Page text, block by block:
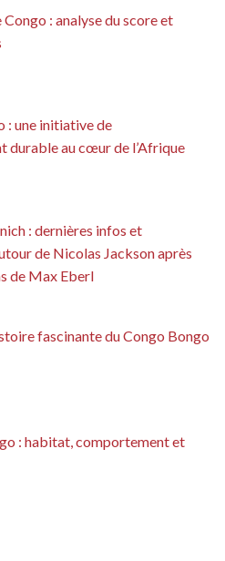
: analyse du score et
: une initiative de
durable au cœur de l’Afrique
: dernières infos et
de Nicolas Jackson après
de Max Eberl
fascinante du Congo Bongo
: habitat, comportement et